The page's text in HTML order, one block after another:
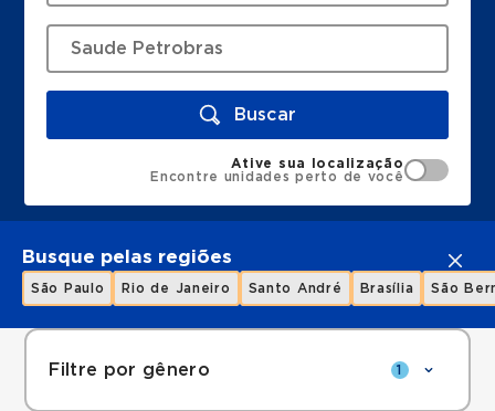
Buscar
Ative sua localização
Encontre unidades perto de você
Busque pelas regiões
São Paulo Rio de Janeiro Santo André Brasília São
Filtre por gênero 1